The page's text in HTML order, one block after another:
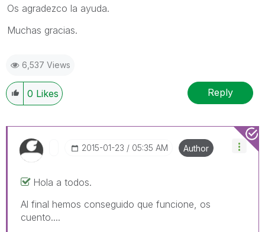
Os agradezco la ayuda.
Muchas gracias.
6,537 Views
0 Likes Reply
‎2015-01-23 05:35 AM Author
Hola a todos.
Al final hemos conseguido que funcione, os
cuento....